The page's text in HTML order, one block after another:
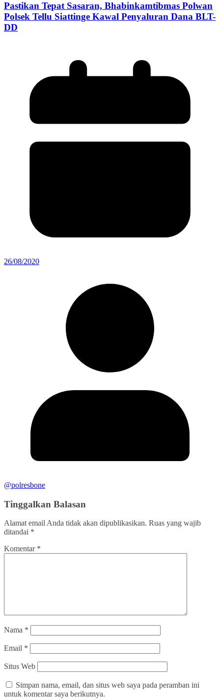
Pastikan Tepat Sasaran, Bhabinkamtibmas Polwan
Polsek Tellu Siattinge Kawal Penyaluran Dana BLT-
DD
26/08/2020
@polresbone
Tinggalkan Balasan
Alamat email Anda tidak akan dipublikasikan. Ruas yang wajib
ditandai *
Komentar *
Nama *
Email *
Situs Web
Simpan nama, email, dan situs web saya pada peramban ini
untuk komentar saya berikutnya.